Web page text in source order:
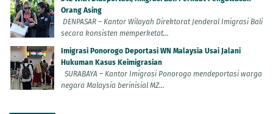
Orang Asing
DENPASAR – Kantor Wilayah Direktorat Jenderal Imigrasi Bali
secara konsisten memperketat...
Imigrasi Ponorogo Deportasi WN Malaysia Usai Jalani
Hukuman Kasus Keimigrasian
SURABAYA – Kantor Imigrasi Ponorogo mendeportasi warga
negara Malaysia berinisial MZ...